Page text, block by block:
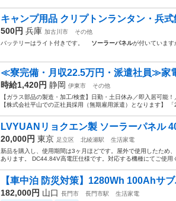
キャンプ用品 クリプトンランタン・兵
500円 兵庫 加古川市
その他
バッテリーはライト付きです。 ソーラーパネルが付いています
≪寮完備・月収22.5万円・派遣社員≫家
時給1,420円 静岡 伊東市
その他
【ガラス部品の製造・加工/検査】日勤・土日休み／即入居可能
【株式会社平山での正社員採用（無期雇用派遣）となります】
LVYUANリョクエン製 ソーラーパネル
20,000円 東京 足立区 北綾瀬駅
生活家電
新品を購入し、使用期間は3ヶ月ほどです。屋外で使用したため
あります。 DC44.84V高電圧仕様です。対応する機種にてご使用
【車中泊 防災対策】1280Wh 100Ahサ
182,000円 山口 長門市 長門市駅 生活家電